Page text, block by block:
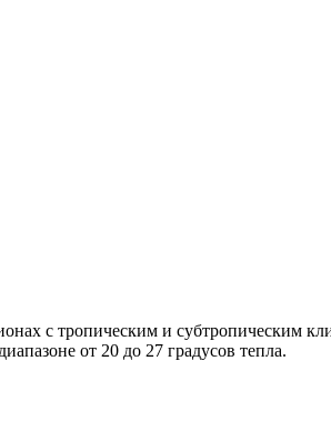
с тропическим и субтропическим
от 20 до 27 градусов тепла.